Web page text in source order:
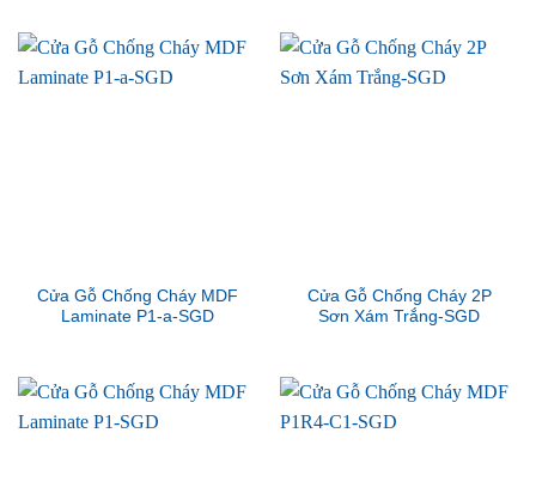
Cửa Gỗ Chống Cháy MDF
Laminate P1-a-SGD
Cửa Gỗ Chống Cháy 2P
Sơn Xám Trắng-SGD